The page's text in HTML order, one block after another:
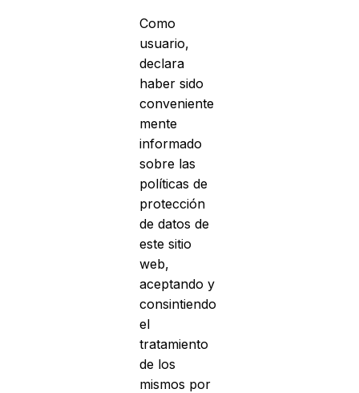
Como
usuario,
declara
haber sido
conveniente
mente
informado
sobre las
políticas de
protección
de datos de
este sitio
web,
aceptando y
consintiendo
el
tratamiento
de los
mismos por